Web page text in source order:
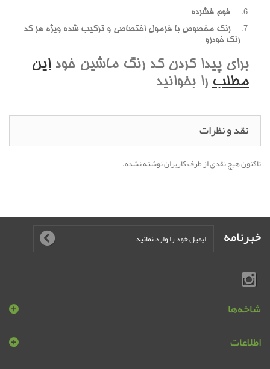
فوم فشرده
رنگ مخصوص با فرمول اختصاصي و ترکيب شده ويژه هر کد
رنگ خودرو
براي پيدا کردن کد رنگ ماشين خوداين
مطلب را بخوانيد
نقد و نظرات
تاکنون هیچ نقدی از طرف کاربران نوشته نشده.
خبرنامه
شاخه‌ها
اطلاعات